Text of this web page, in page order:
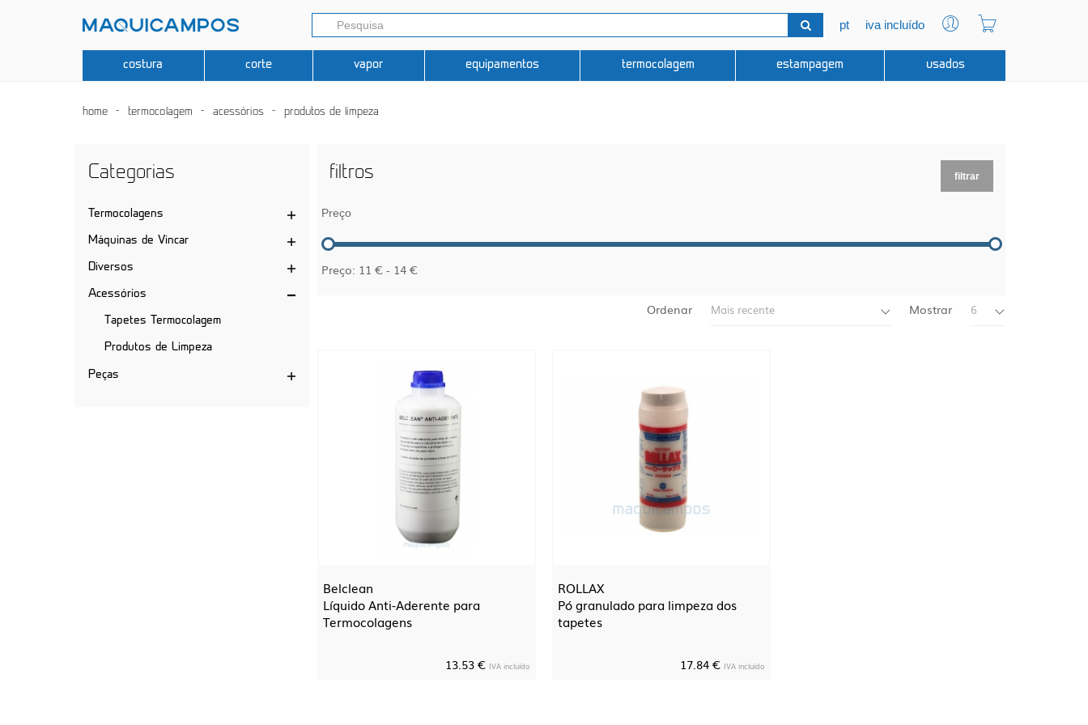
pt iva incluído
costura corte vapor equipamentos termocolagem estampagem usados
home termocolagem acessórios produtos de limpeza
Categorias
Termocolagens
Máquinas de Vincar
Diversos
Acessórios
Tapetes Termocolagem
Produtos de Limpeza
Peças
filtros filtrar
Preço
Preço: 11 € - 14 €
Ordenar Mais recente Mostrar 6
Belclean
Líquido Anti-Aderente para
Termocolagens
13.53 € IVA incluído
ROLLAX
Pó granulado para limpeza dos
tapetes
17.84 € IVA incluído